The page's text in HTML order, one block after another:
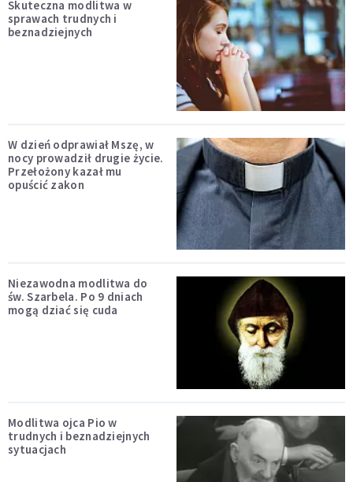
Skuteczna modlitwa w
sprawach trudnych i
beznadziejnych
W dzień odprawiał Mszę, w
nocy prowadził drugie życie.
Przełożony kazał mu
opuścić zakon
Niezawodna modlitwa do
św. Szarbela. Po 9 dniach
mogą dziać się cuda
Modlitwa ojca Pio w
trudnych i beznadziejnych
sytuacjach